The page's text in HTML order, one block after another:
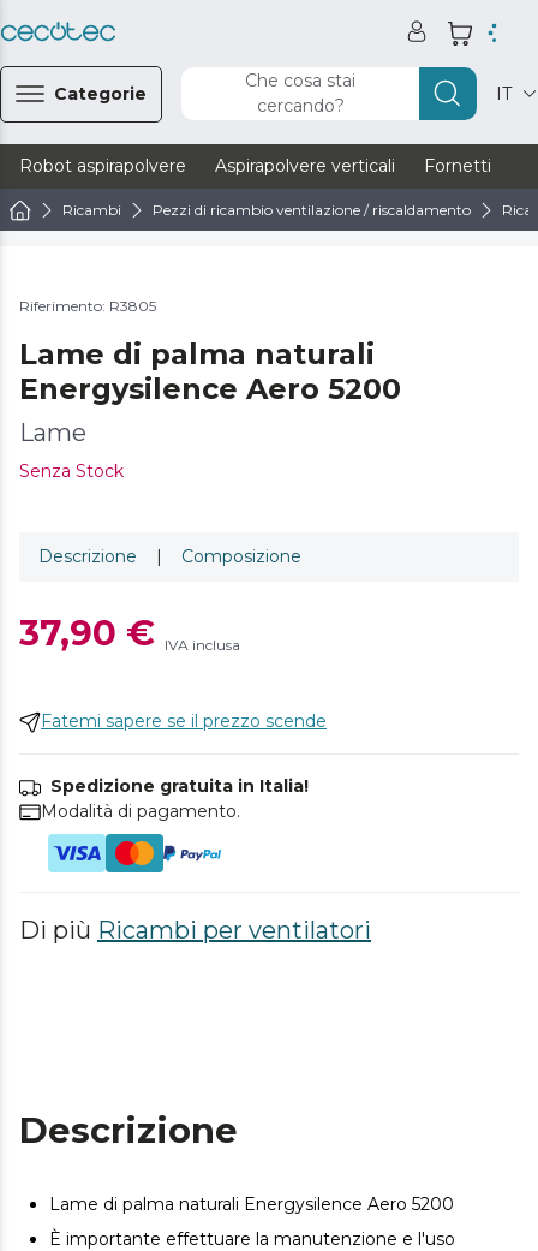
Categorie
Che cosa stai
cercando?
IT
Robot aspirapolvere Aspirapolvere verticali Fornetti
Ricambi Pezzi di ricambio ventilazione / riscaldamento
Riferimento: R3805
Lame di palma naturali
Energysilence Aero 5200
Lame
Senza Stock
Descrizione | Composizione
37,90 € IVA inclusa
Fatemi sapere se il prezzo scende
Spedizione gratuita in Italia!
Modalità di pagamento.
Di più Ricambi per ventilatori
Descrizione
Lame di palma naturali Energysilence Aero 5200
È importante effettuare la manutenzione e l'uso